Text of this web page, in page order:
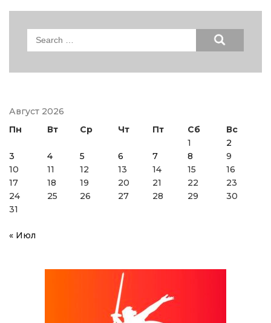
Search
Август 2026
Пн
Вт Ср Чт Пт Сб
Вс
1
2
3
4 5 6 7 8
9
10
11 12 13 14 15
16
17
18 19 20 21 22
23
24
25 26 27 28 29
30
31
« Июл